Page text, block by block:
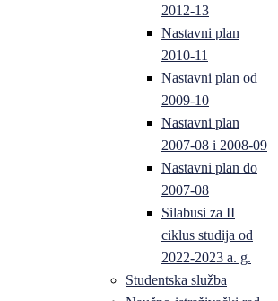
2012-13
Nastavni plan
2010-11
Nastavni plan od
2009-10
Nastavni plan
2007-08 i 2008-09
Nastavni plan do
2007-08
Silabusi za II
ciklus studija od
2022-2023 a. g.
Studentska služba